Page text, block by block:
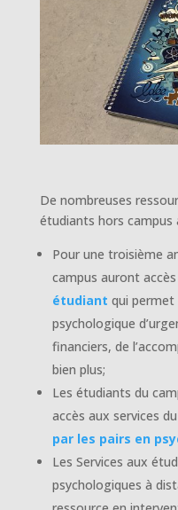
De nombreuses
étudiants hors campus
Pour une troisième
campus auront
étudiant qui permet
psychologique
financiers, de
bien plus;
Les étudiants du
accès aux services du
par les pairs en
Les Services aux
psychologiques à